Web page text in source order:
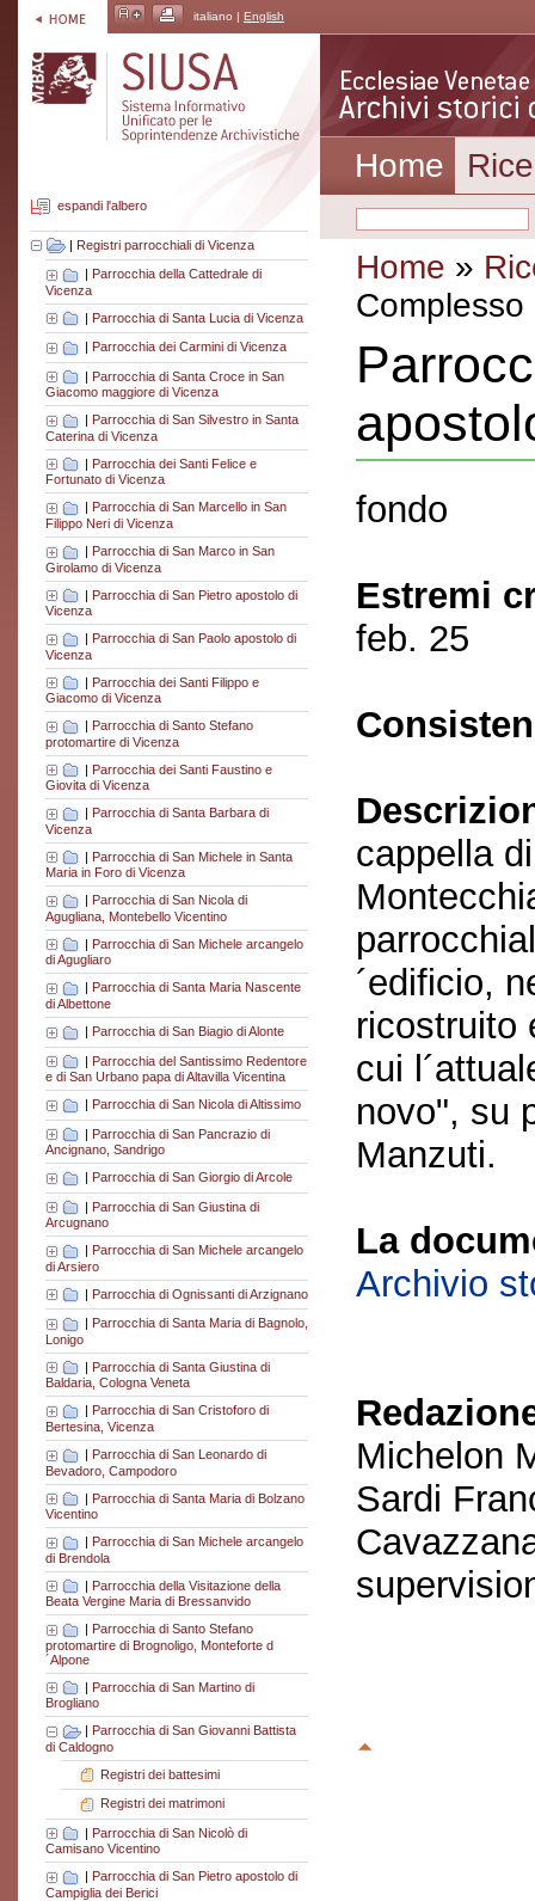
italiano | English
espandi l'albero
| Registri parrocchiali di Vicenza
| Parrocchia della Cattedrale di
Vicenza
| Parrocchia di Santa Lucia di Vicenza
Parrocchia dei Carmini di Vicenza
| Parrocchia di Santa Croce in San
Giacomo maggiore di Vicenza
Parrocchia di San Silvestro in Santa
Caterina di Vicenza
| Parrocchia dei Santi Felice e
Fortunato di Vicenza
Parrocchia di San Marcello in San
Filippo Neri di Vicenza
| Parrocchia di San Marco in San
Girolamo di Vicenza
| Parrocchia di San Pietro apostolo di
Vicenza
| Parrocchia di San Paolo apostolo di
Vicenza
| Parrocchia dei Santi Filippo e
Giacomo di Vicenza
| Parrocchia di Santo Stefano
protomartire di Vicenza
| Parrocchia dei Santi Faustino e
Giovita di Vicenza
Parrocchia di Santa Barbara di
Vicenza
| Parrocchia di San Michele in Santa
Maria in Foro di Vicenza
Parrocchia di San Nicola di
Agugliana, Montebello Vicentino
| Parrocchia di San Michele arcangelo
di Agugliaro
Parrocchia di Santa Maria Nascente
di Albettone
| Parrocchia di San Biagio di Alonte
| Parrocchia del Santissimo Redentore
e di San Urbano papa di Altavilla Vicentina
| Parrocchia di San Nicola di Altissimo
| Parrocchia di San Pancrazio di
Ancignano, Sandrigo
| Parrocchia di San Giorgio di Arcole
| Parrocchia di San Giustina di
Arcugnano
Parrocchia di San Michele arcangelo
di Arsiero
| Parrocchia di Ognissanti di Arzignano
Parrocchia di Santa Maria di Bagnolo,
Lonigo
| Parrocchia di Santa Giustina di
Baldaria, Cologna Veneta
Parrocchia di San Cristoforo di
Bertesina, Vicenza
| Parrocchia di San Leonardo di
Bevadoro, Campodoro
| Parrocchia di Santa Maria di Bolzano
Vicentino
| Parrocchia di San Michele arcangelo
di Brendola
| Parrocchia della Visitazione della
Beata Vergine Maria di Bressanvido
| Parrocchia di Santo Stefano
protomartire di Brognoligo, Monteforte d
´Alpone
| Parrocchia di San Martino di
Brogliano
Parrocchia di San Giovanni Battista
di Caldogno
Registri dei battesimi
Registri dei matrimoni
| Parrocchia di San Nicolò di
Camisano Vicentino
Parrocchia di San Pietro apostolo di
Campiglia dei Berici
Home
Home »
fondo
Estremi
feb. 25
cappella
´edificio,
ricostruito
cui
novo", su
Manzuti.
La
Archivio
Michelon
Sardi